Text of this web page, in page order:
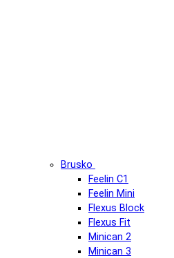
Brusko
Feelin C1
Feelin Mini
Flexus Block
Flexus Fit
Minican 2
Minican 3